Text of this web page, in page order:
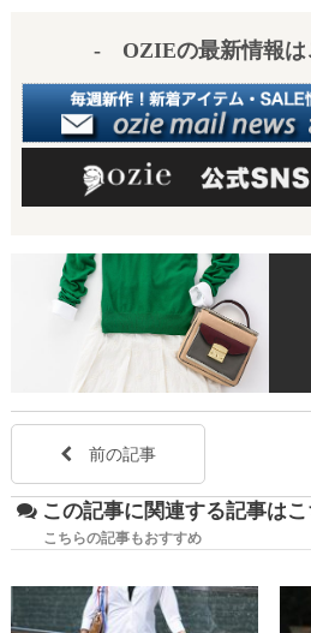
- OZIEの最新情報
前の記事
この記事に関連する記事はこ
こちらの記事もおすすめ